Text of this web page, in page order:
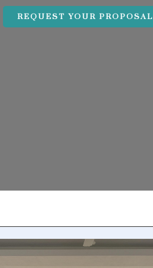
REQUEST YOUR PROPOSAL
REQUEST YOUR PROPOSAL